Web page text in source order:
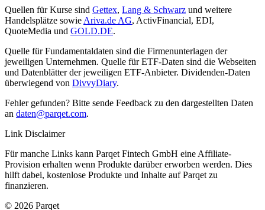
Quellen für Kurse sind Gettex, Lang & Schwarz und weitere
Handelsplätze sowieAriva.de AG, ActivFinancial, EDI,
QuoteMedia und GOLD.DE.
Quelle für Fundamentaldaten sind die Firmenunterlagen der
jeweiligen Unternehmen. Quelle für ETF-Daten sind die Webseiten
und Datenblätter der jeweiligen ETF-Anbieter. Dividenden-Daten
überwiegend von DivvyDiary.
Fehler gefunden? Bitte sende Feedback zu den dargestellten Daten
an daten@parqet.com.
Link Disclaimer
Für manche Links kann Parqet Fintech GmbH eine Affiliate-
Provision erhalten wenn Produkte darüber erworben werden. Dies
hilft dabei, kostenlose Produkte und Inhalte auf Parqet zu
finanzieren.
© 2026 Parqet